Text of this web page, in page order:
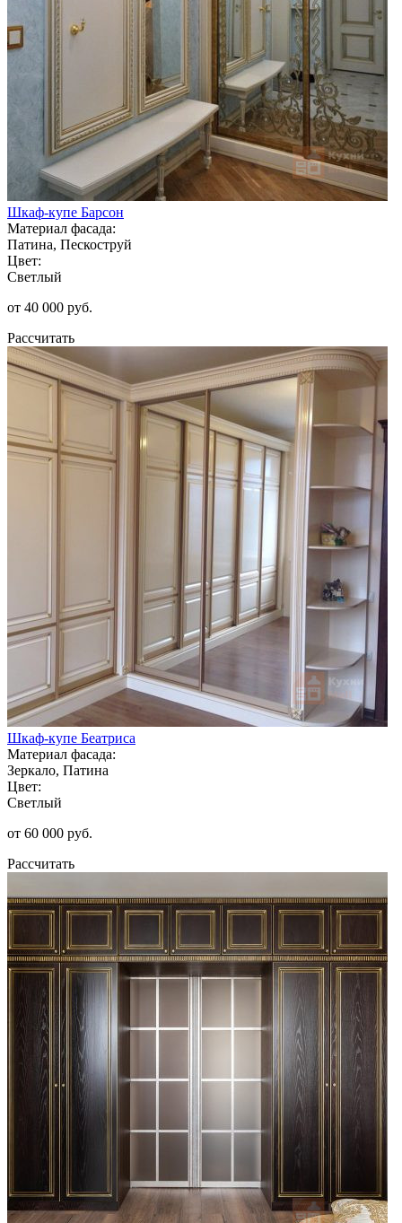
Шкаф-купе Барсон
Материал фасада:
Патина, Пескоструй
Цвет:
Светлый
от 40 000 руб.
Рассчитать
Шкаф-купе Беатриса
Материал фасада:
Зеркало, Патина
Цвет:
Светлый
от 60 000 руб.
Рассчитать